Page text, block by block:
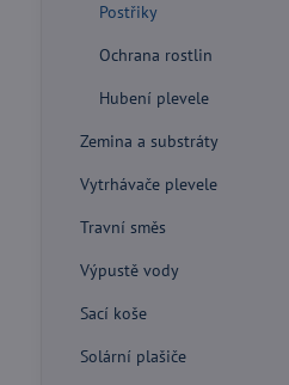
Postřiky
Ochrana rostlin
Hubení plevele
Zemina a substráty
Vytrhávače plevele
Travní směs
Výpustě vody
Sací koše
Solární plašiče